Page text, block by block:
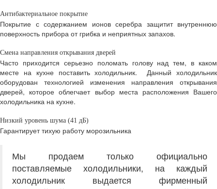
Антибактериальное покрытие
Покрытие с содержанием ионов серебра защитит внутреннюю
поверхность прибора от грибка и неприятных запахов.
Смена направления открывания дверей
Часто приходится серьезно поломать голову над тем, в каком
месте на кухне поставить холодильник. Данный холодильник
оборудован технологией изменения направления открывания
дверей, которое облегчает выбор места расположения Вашего
холодильника на кухне.
Низкий уровень шума (41 дБ)
Гарантирует тихую работу морозильника
Мы продаем только официально
поставляемые холодильники, на каждый
холодильник выдается фирменный